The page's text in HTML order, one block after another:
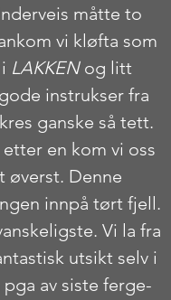
måtte to
vi kløfta som
LAKKEN og litt
instrukser fra
ganske så tett.
en kom vi oss
øverst. Denne
innpå tørt fjell.
Vi la fra
utsikt selv i
av siste ferge-